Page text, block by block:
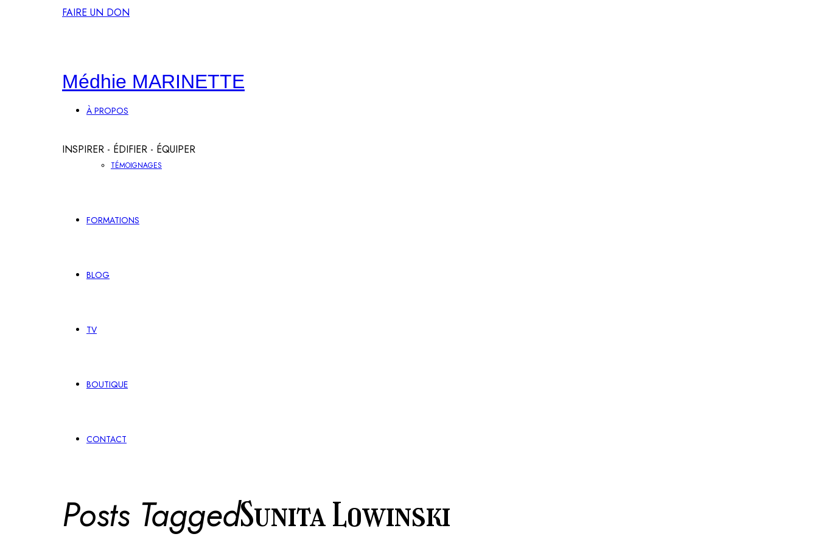
FAIRE UN DON
Médhie
Médhie MARINETTE
INSPIRER - ÉDIFIER - ÉQUIPER
À PROPOS
TÉMOIGNAGES
FORMATIONS
BLOG
TV
BOUTIQUE
CONTACT
Posts TaggedSunita Lowinski